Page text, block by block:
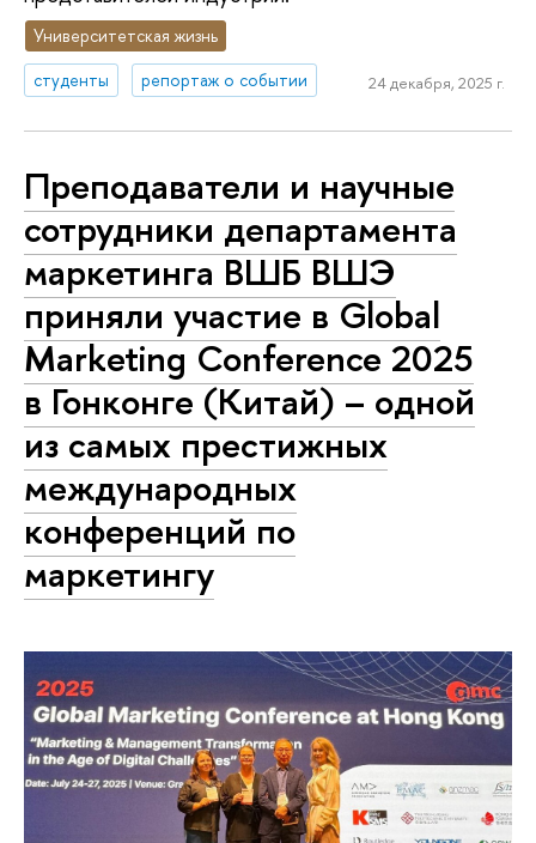
Университетская жизнь
студенты
репортаж о событии 24 декабря, 2025 г.
Преподаватели и научные
сотрудники департамента
маркетинга ВШБ ВШЭ
приняли участие в Global
Marketing Conference 2025
в Гонконге (Китай) – одной
из самых престижных
международных
конференций по
маркетингу